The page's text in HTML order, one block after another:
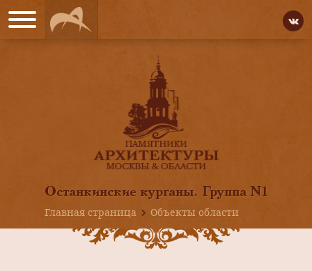
Останкинские курганы. Группа N1
Главная страница
Объекты области